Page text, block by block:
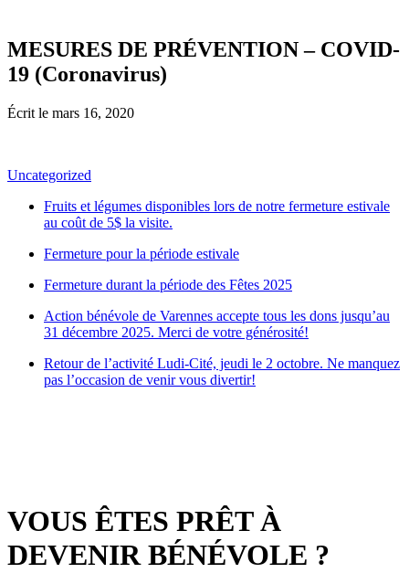
MESURES DE PRÉVENTION – COVID-
19 (Coronavirus)
Écrit le mars 16, 2020
Uncategorized
Fruits et légumes disponibles lors de notre fermeture estivale
au coût de 5$ la visite.
Fermeture pour la période estivale
Fermeture durant la période des Fêtes 2025
Action bénévole de Varennes accepte tous les dons jusqu’au
31 décembre 2025. Merci de votre générosité!
Retour de l’activité Ludi-Cité, jeudi le 2 octobre. Ne manquez
pas l’occasion de venir vous divertir!
VOUS ÊTES PRÊT À
DEVENIR BÉNÉVOLE ?